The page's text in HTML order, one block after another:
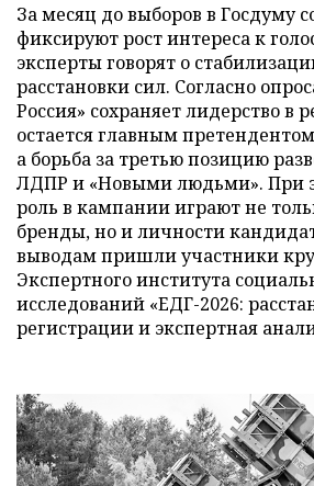
За месяц до выборов в Госдуму
фиксируют рост интереса к
эксперты говорят о
расстановки сил. Согласно
Россия» сохраняет лидерство в
остается главным
а борьба за третью позицию
ЛДПР и «Новыми людьми». При
роль в кампании играют не
бренды, но и личности
выводам пришли участники
Экспертного института
исследований «ЕДГ-2026:
регистрации и экспертная